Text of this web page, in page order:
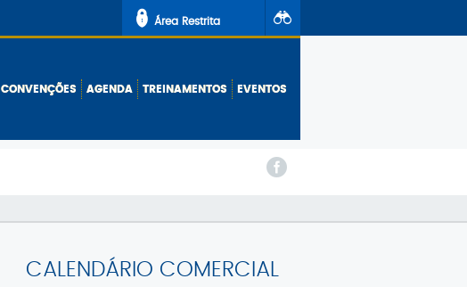
Área Restrita
CONVENÇÕES AGENDA TREINAMENTOS EVENTOS
CALENDÁRIO COMERCIAL